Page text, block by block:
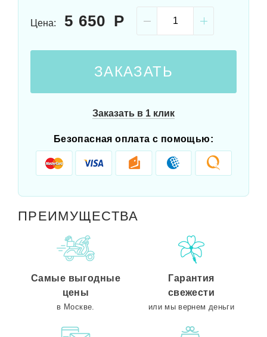
Цена: 5 650
ЗАКАЗАТЬ
Заказать в 1 клик
Безопасная оплата с помощью:
ПРЕИМУЩЕСТВА
Самые выгодные
цены
в Москве.
Гарантия
свежести
или мы вернем деньги